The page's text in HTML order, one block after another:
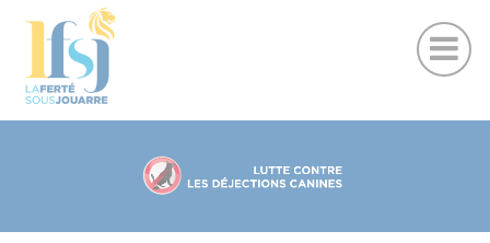
( EN CE MOMENT )
Publications
Suivez-nous sur Facebook
Suivez-nous sur Instagram
Suivez-nous sur Youtube
Suivez-nous sur Linkedin
Panneau de gestion des cookies